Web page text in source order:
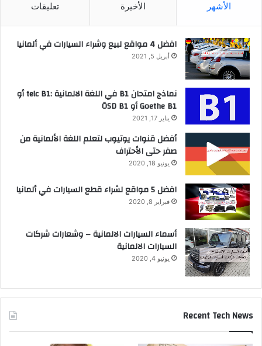
الأشهر الأخيرة تعليقات
افضل 4 مواقع لبيع وشراء السيارات في ألمانيا
أبريل 5, 2021
نماذج امتحان B1 في اللغة الالمانية :telc B1 أو
Goethe B1 أو ÖSD B1
يناير 17, 2021
أفضل قنوات يوتيوب لتعلم اللغة الألمانية من
صفر حتى الأحتراف
يونيو 18, 2020
افضل 5 مواقع لشراء قطع السيارات في ألمانيا
فبراير 8, 2020
أسماء السيارات الالمانية – وشعارات شركات
السيارات الالمانية
يونيو 4, 2020
Recent Tech News